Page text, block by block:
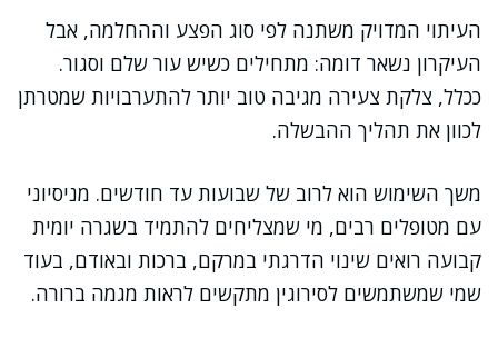
העיתוי המדויק משתנה לפי סוג הפצע וההחלמה, אבל
העיקרון נשאר דומה: מתחילים כשיש עור שלם וסגור.
ככלל, צלקת צעירה מגיבה טוב יותר להתערבויות שמטרתן
לכוון את תהליך ההבשלה.
משך השימוש הוא לרוב של שבועות עד חודשים. מניסיוני
עם מטופלים רבים, מי שמצליחים להתמיד בשגרה יומית
קבועה רואים שינוי הדרגתי במרקם, ברכות ובאודם, בעוד
שמי שמשתמשים לסירוגין מתקשים לראות מגמה ברורה.